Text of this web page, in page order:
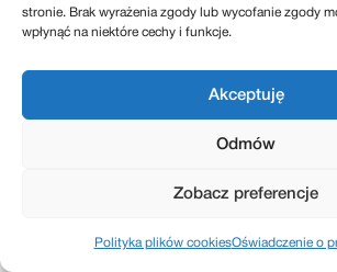
stronie. Brak wyrażenia zgody lub wycofanie zgody
wpłynąć na niektóre cechy i funkcje.
Akceptuję
Odmów
Zobacz preferencje
Polityka plików cookiesOświadczenie o
kontakt@sukcesje.pl
ZWROTY I REKLAMACJE
Realizacja: Kreatywnybrand.pl